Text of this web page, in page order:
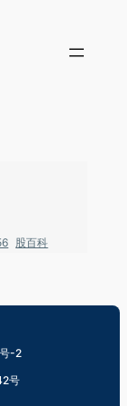
股百科
-2
号